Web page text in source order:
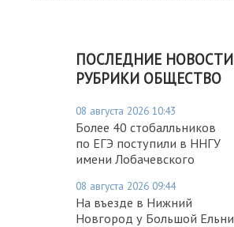
ПОСЛЕДНИЕ НОВОСТИ
РУБРИКИ ОБЩЕСТВО
08 августа 2026 10:43
Более 40 стобалльников
по ЕГЭ поступили в ННГУ
имени Лобачевского
08 августа 2026 09:44
На въезде в Нижний
Новгород у Большой Ельни